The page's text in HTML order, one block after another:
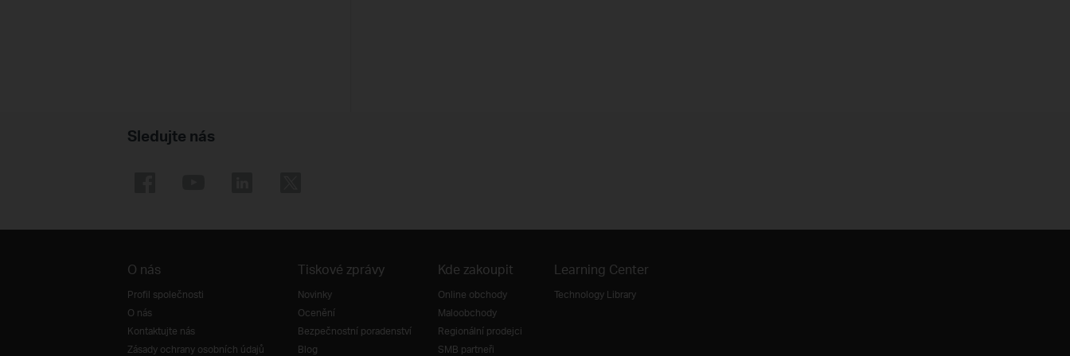
Sledujte nás
O nás
Profil společnosti
O nás
Kontaktujte nás
Zásady ochrany osobních údajů
Tiskové zprávy
Novinky
Ocenění
Bezpečnostní poradenství
Blog
Kde zakoupit
Online obchody
Maloobchody
Regionální prodejci
SMB partneři
Learning Center
Technology Library